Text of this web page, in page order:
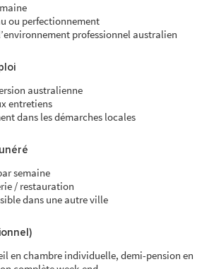
ou perfectionnement
professionnel australien
australienne
entretiens
dans les démarches locales
semaine
/ restauration
dans une autre ville
en chambre individuelle, demi-pension en